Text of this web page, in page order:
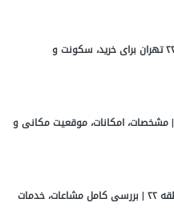
🏙️ بهترین برج‌های منطقه ۲۲ تهران برای خرید، سکونت و
معرفی برج احرار منطقه ۲۲ | مشخصات، امکانات، موقعیت مکانی و
امکانات برج‌های آسمان منطقه ۲۲ | بررسی کامل مشاعات، خدمات